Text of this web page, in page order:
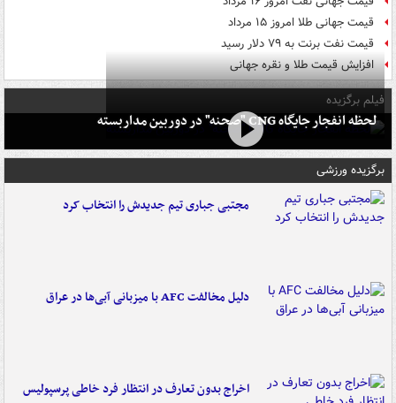
قیمت جهانی طلا امروز ۱۵ مرداد
قیمت نفت برنت به ۷۹ دلار رسید
افزایش قیمت طلا و نقره جهانی
فیلم برگزیده
لحظه انفجار جایگاه CNG "صحنه" در دوربین مداربسته
برگزیده ورزشی
مجتبی جباری تیم جدیدش را انتخاب کرد
دلیل مخالفت AFC با میزبانی آبی‌ها در عراق
اخراج بدون تعارف در انتظار فرد خاطی پرسپولیس